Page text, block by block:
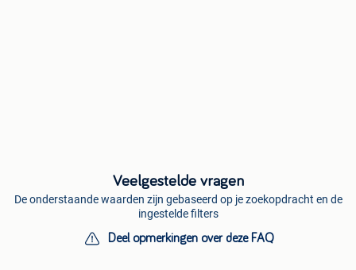
Veelgestelde vragen
De onderstaande waarden zijn gebaseerd op je zoekopdracht en de
ingestelde filters
Deel opmerkingen over deze FAQ